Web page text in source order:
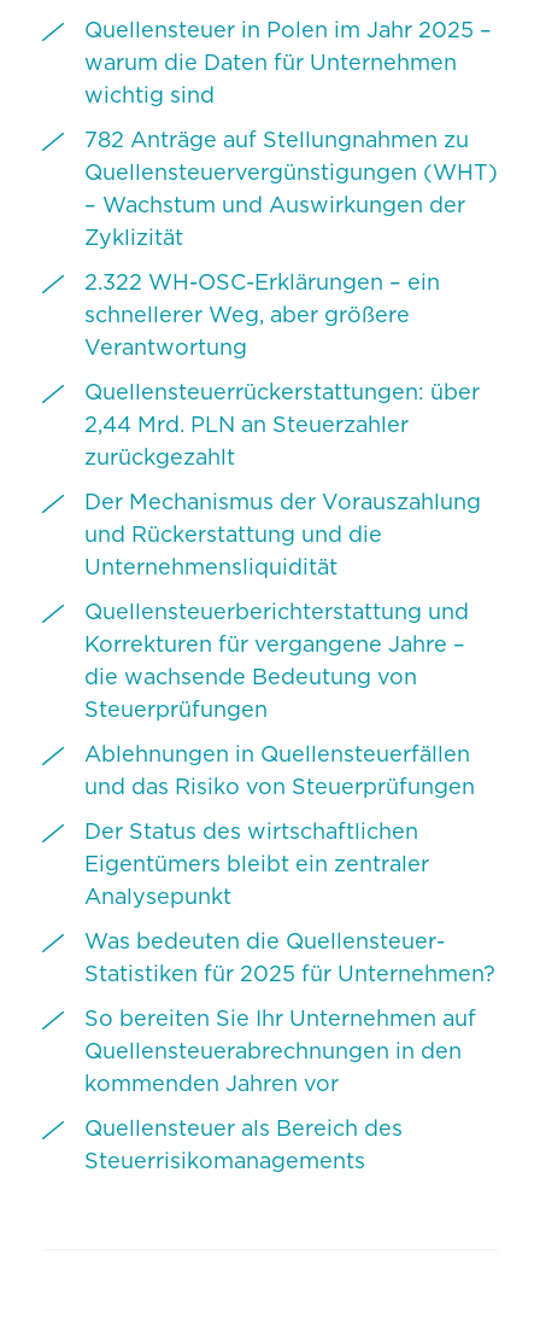
Quellensteuer in Polen im Jahr 2025 –
warum die Daten für Unternehmen
wichtig sind
782 Anträge auf Stellungnahmen zu
Quellensteuervergünstigungen (WHT)
– Wachstum und Auswirkungen der
Zyklizität
2.322 WH-OSC-Erklärungen – ein
schnellerer Weg, aber größere
Verantwortung
Quellensteuerrückerstattungen: über
2,44 Mrd. PLN an Steuerzahler
zurückgezahlt
Der Mechanismus der Vorauszahlung
und Rückerstattung und die
Unternehmensliquidität
Quellensteuerberichterstattung und
Korrekturen für vergangene Jahre –
die wachsende Bedeutung von
Steuerprüfungen
Ablehnungen in Quellensteuerfällen
und das Risiko von Steuerprüfungen
Der Status des wirtschaftlichen
Eigentümers bleibt ein zentraler
Analysepunkt
Was bedeuten die Quellensteuer-
Statistiken für 2025 für Unternehmen?
So bereiten Sie Ihr Unternehmen auf
Quellensteuerabrechnungen in den
kommenden Jahren vor
Quellensteuer als Bereich des
Steuerrisikomanagements